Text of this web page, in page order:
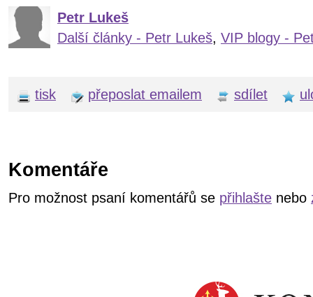
Petr Lukeš
Další články - Petr Lukeš, VIP blogy -
tisk přeposlat emailem sdílet
Komentáře
Pro možnost psaní komentářů se přihlašte nebo